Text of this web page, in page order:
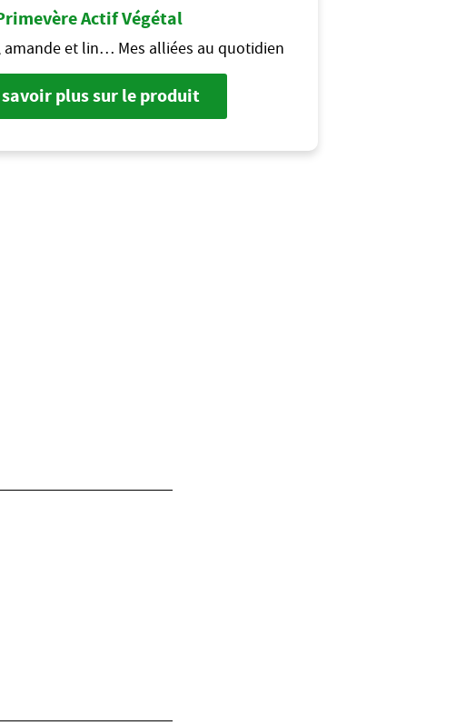
Actif Végétal
amande et lin… Mes alliées au quotidien
savoir plus sur le produit